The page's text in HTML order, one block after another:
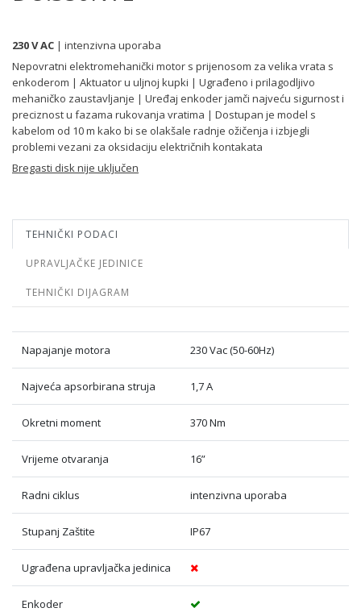
230 V AC | intenzivna uporaba
Nepovratni elektromehanički motor s prijenosom za velika vrata s
enkoderom | Aktuator u uljnoj kupki | Ugrađeno i prilagodljivo
mehaničko zaustavljanje | Uređaj enkoder jamči najveću sigurnost i
preciznost u fazama rukovanja vratima | Dostupan je model s
kabelom od 10 m kako bi se olakšale radnje ožičenja i izbjegli
problemi vezani za oksidaciju električnih kontakata
Bregasti disk nije uključen
TEHNIČKI PODACI
UPRAVLJAČKE JEDINICE
TEHNIČKI DIJAGRAM
Napajanje motora 230 Vac (50-60Hz)
Najveća apsorbirana struja 1,7 A
Okretni moment 370 Nm
Vrijeme otvaranja 16”
Radni ciklus intenzivna uporaba
Stupanj Zaštite IP67
Ugrađena upravljačka jedinica
Enkoder